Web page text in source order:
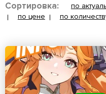
Сортировка: по
по цене
по